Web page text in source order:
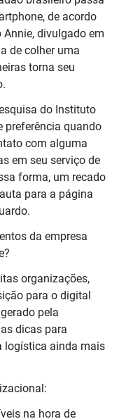
de acordo
divulgado em
de colher uma
torna seu
do Instituto
preferência quando
com alguma
em seu serviço de
forma, um recado
para a página
da empresa
organizações,
para o digital
pela
dicas para
logística ainda mais
na hora de